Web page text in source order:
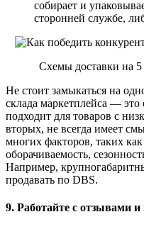
собирает и
сторонней службе,
Схемы доставки на
Не стоит замыкаться на
склада маркетплейса —
подходит для товаров с
вторых, не всегда имеет
многих факторов, таких как
оборачиваемость,
Например,
продавать по DBS.
9. Работайте с отзывами